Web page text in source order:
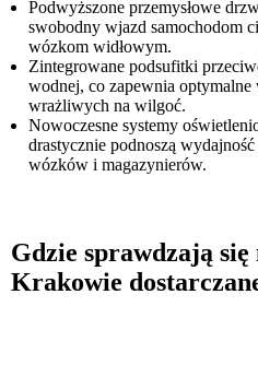
Podwyższone przemysłowe
swobodny wjazd samochodom
wózkom widłowym.
Zintegrowane podsufitki
wodnej, co zapewnia
wrażliwych na wilgoć.
Nowoczesne systemy
drastycznie podnoszą
wózków i magazynierów.
Gdzie sprawdzają
Krakowie